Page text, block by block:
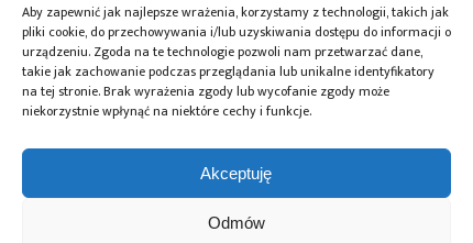
Aby zapewnić jak najlepsze wrażenia, korzystamy z technologii, takich jak
pliki cookie, do przechowywania i/lub uzyskiwania dostępu do informacji o
urządzeniu. Zgoda na te technologie pozwoli nam przetwarzać dane,
takie jak zachowanie podczas przeglądania lub unikalne identyfikatory
na tej stronie. Brak wyrażenia zgody lub wycofanie zgody może
niekorzystnie wpłynąć na niektóre cechy i funkcje.
Akceptuję
Odmów
Przeczytaj również:
ICS wprowadza
10 lat Finder
Polska – jubileusz
z perspektywą
dalszego rozwoju